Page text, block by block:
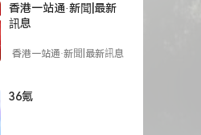
香港一站通·新聞|最新
訊息
香港一站通·新聞|最新訊息
36氪